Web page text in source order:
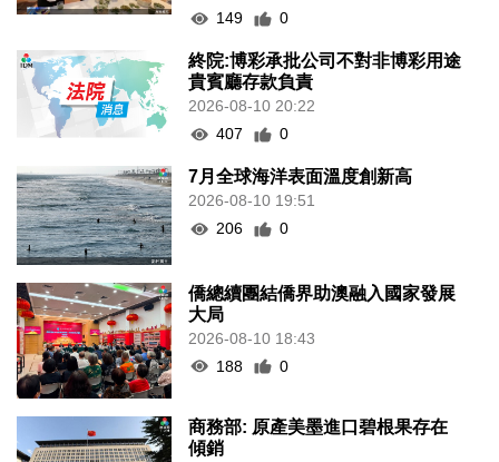
149
0
終院:博彩承批公司不對非博彩用途
貴賓廳存款負責
2026-08-10 20:22
407
0
7月全球海洋表面溫度創新高
2026-08-10 19:51
206
0
僑總續團結僑界助澳融入國家發展
大局
2026-08-10 18:43
188
0
商務部: 原產美墨進口碧根果存在
傾銷